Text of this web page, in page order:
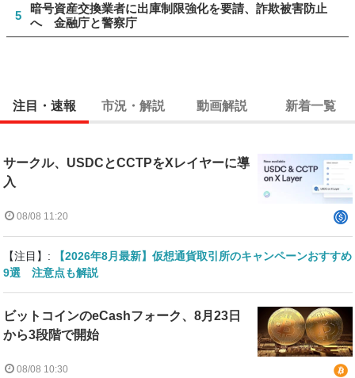
5
暗号資産交換業者に出庫制限強化を要請、詐欺被害防止
へ 金融庁と警察庁
注目・速報 市況・解説 動画解説 新着一覧
サークル、USDCとCCTPをXレイヤーに導
入
08/08 11:20
【注目】:
【2026年8月最新】仮想通貨取引所のキャンペーンおすすめ
9選 注意点も解説
ビットコインのeCashフォーク、8月23日
から3段階で開始
08/08 10:30